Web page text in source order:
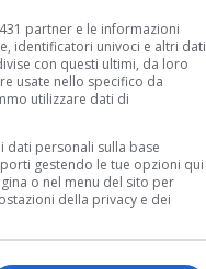
partner e le informazioni
identificatori univoci e altri dati
con questi ultimi, da loro
usate nello specifico da
utilizzare dati di
personali sulla base
gestendo le tue opzioni qui
o nel menu del sito per
della privacy e dei